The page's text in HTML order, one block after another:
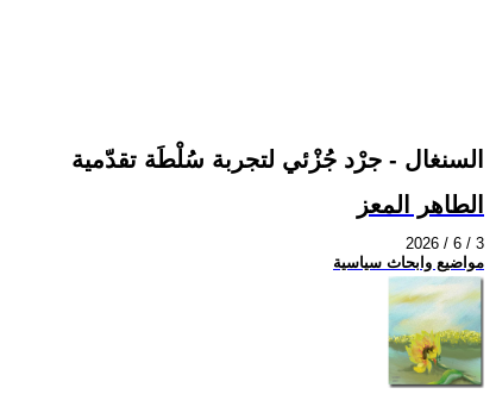
السنغال - جرْد جُزْئي لتجربة سُلْطَة تقدّمية
الطاهر المعز
2026 / 6 / 3
مواضيع وابحاث سياسية